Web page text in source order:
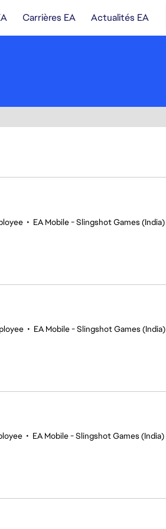
Carrières EA Actualités EA
• EA Mobile - Slingshot Games (India)
• EA Mobile - Slingshot Games (India)
• EA Mobile - Slingshot Games (India)